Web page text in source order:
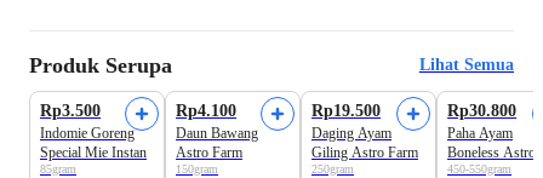
Produk Serupa Lihat Semua
Rp3.500
Indomie Goreng
Special Mie Instan
85gram
Rp4.100
Daun Bawang
Astro Farm
150gram
Rp19.500
Daging Ayam
Giling Astro Farm
250gram
Rp30.800
Paha Ayam
Boneless Astro
Farm
450-550gram